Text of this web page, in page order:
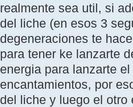
realmente sea util, si
del liche (en esos 3
degeneraciones te
para tener ke lanzarte
energia para lanzarte
encantamientos, por
del liche y luego el